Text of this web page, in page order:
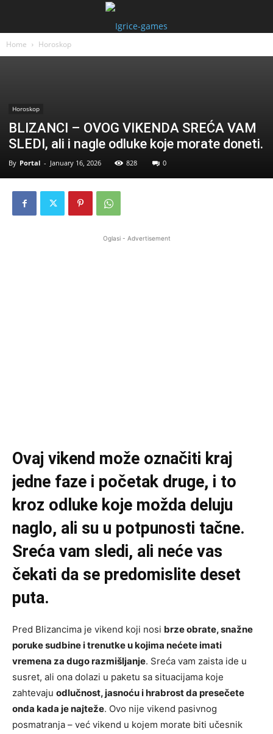
Home Horoskop
Horoskop
BLIZANCI – OVOG VIKENDA SREĆA VAM
SLEDI, ali i nagle odluke koje morate doneti.
By Portal - January 16, 2026 828 0
Oglasi - Advertisement
Ovaj vikend može označiti kraj
jedne faze i početak druge, i to
kroz odluke koje možda deluju
naglo, ali su u potpunosti tačne.
Sreća vam sledi, ali neće vas
čekati da se predomislite deset
puta.
Pred Blizancima je vikend koji nosi brze obrate, snažne
poruke sudbine i trenutke u kojima nećete imati
vremena za dugo razmišljanje. Sreća vam zaista ide u
susret, ali ona dolazi u paketu sa situacijama koje
zahtevaju odlučnost, jasnoću i hrabrost da presečete
onda kada je najteže. Ovo nije vikend pasivnog
posmatranja – već vikend u kojem morate biti učesnik